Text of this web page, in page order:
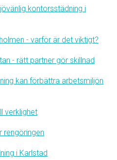
kontorsstädning i
- varför är det viktigt?
- rätt partner gör skillnad
kan förbättra arbetsmiljön
verklighet
rengöringen
i Karlstad